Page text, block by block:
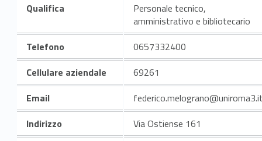
Qualifica
Personale tecnico,
amministrativo e bibliotecario
Telefono
0657332400
Cellulare aziendale
69261
Email
Indirizzo
Via Ostiense 161